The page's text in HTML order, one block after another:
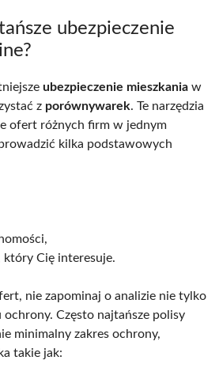
ubezpieczenie
ubezpieczenie mieszkania w
z porównywarek. Te narzędzia
ofert różnych firm w jednym
kilka podstawowych
który Cię interesuje.
nie zapominaj o analizie nie tylko
ochrony. Często najtańsze polisy
minimalny zakres ochrony,
takie jak: